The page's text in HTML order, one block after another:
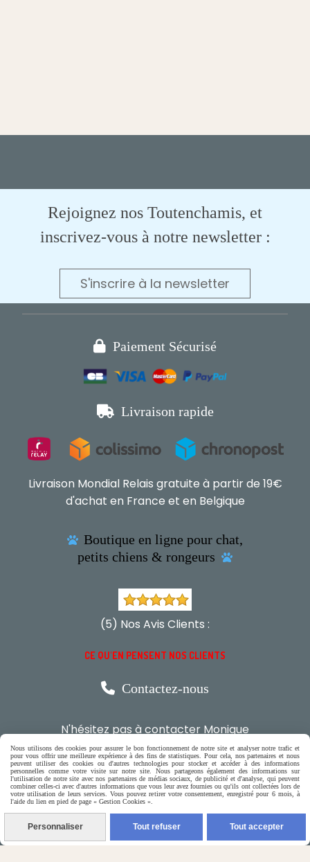
Rejoignez nos Toutenchamis, et
inscrivez-vous à notre newsletter :
S'inscrire à la newsletter
 Paiement Sécurisé
 Livraison rapide
Livraison Mondial Relais gratuite à partir de 19€
d'achat en France et en Belgique
 Boutique en ligne pour chat,
petits chiens & rongeurs

(5) Nos Avis Clients :
CE QU'EN PENSENT NOS CLIENTS
 Contactez-nous
N'hésitez pas à contacter Monique
par téléphone
0618321265
ou par message
ENVOYER UN MESSAGE
Nous utilisons des cookies pour assurer le bon fonctionnement de notre site et analyser notre trafic et
pour vous offrir une meilleure expérience à des fins de statistiques. Pour cela, nos partenaires et nous
peuvent utiliser des cookies ou d'autres technologies pour stocker et accéder à des informations
personnelles comme votre visite sur notre site. Nous partageons également des informations sur
l'utilisation de notre site avec nos partenaires de médias sociaux, de publicité et d'analyse, qui peuvent
combiner celles-ci avec d'autres informations que vous leur avez fournies ou qu'ils ont collectées lors de
votre utilisation de leurs services. Vous pouvez retirer votre consentement, enregistré pour 6 mois, à
l'aide du lien en pied de page « Gestion Cookies ».
Personnaliser Tout refuser Tout accepter